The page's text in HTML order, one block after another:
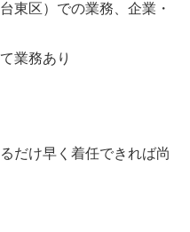
東区）での業務、企業・
業務あり
だけ早く着任できれば尚